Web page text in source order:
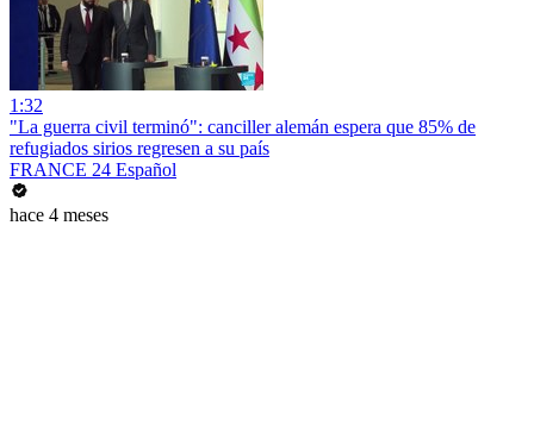
1:32
"La guerra civil terminó": canciller alemán espera que 85% de
refugiados sirios regresen a su país
FRANCE 24 Español
hace 4 meses